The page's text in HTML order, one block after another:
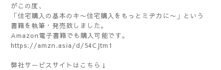
がこの度、
「住宅購入の基本のキ〜住宅購入をもっとミヂカに〜」という
書籍を執筆・発売致しました。
Amazon電子書籍でも購入可能です。
https://amzn.asia/d/54CJtm1
弊社サービスサイトはこちら↓